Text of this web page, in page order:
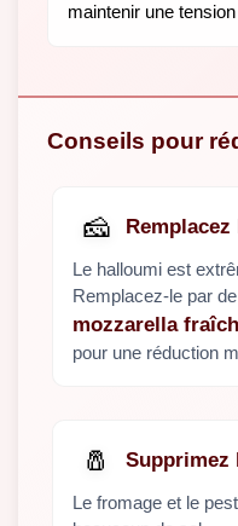
maintenir une
Conseils pour
🧀
Le halloumi est
Remplacez-le par
mozzarella
pour une réduction
🧂 Supprimez
Le fromage et le